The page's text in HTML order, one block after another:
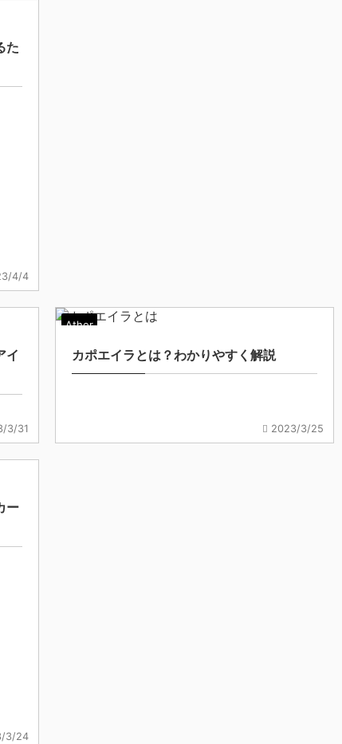
た
4/4
イ
3/31
Ather
カポエイラとは？わかりやすく解説
2023/3/25
ー
3/24